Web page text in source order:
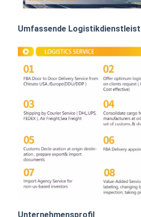
Umfassende
Unternehmensprofil